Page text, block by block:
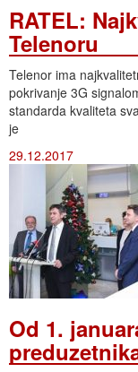
RATEL:
Telenoru
Telenor ima
pokrivanje 3G
standarda kvaliteta
je
29.12.2017
Od 1.